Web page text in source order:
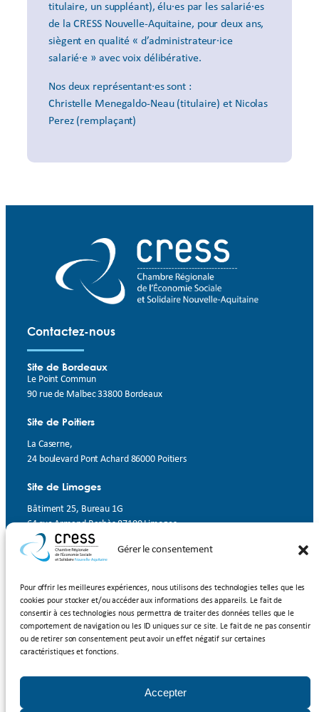
Gérer le consentement
Pour offrir les meilleures expériences, nous utilisons des technologies telles que les
cookies pour stocker et/ou accéder aux informations des appareils. Le fait de
consentir à ces technologies nous permettra de traiter des données telles que le
comportement de navigation ou les ID uniques sur ce site. Le fait de ne pas consentir
ou de retirer son consentement peut avoir un effet négatif sur certaines
caractéristiques et fonctions.
Accepter
titulaire, un suppléant), élu·es par les salarié·es
de la CRESS Nouvelle-Aquitaine, pour deux ans,
siègent en qualité « d’administrateur·ice
salarié·e » avec voix délibérative.
Nos deux représentant·es sont :
Christelle Menegaldo-Neau (titulaire) et Nicolas
Perez (remplaçant)
Contactez-nous
Site de Bordeaux
Le Point Commun
90 rue de Malbec 33800 Bordeaux
Site de Poitiers
La Caserne,
24 boulevard Pont Achard 86000 Poitiers
Site de Limoges
Bâtiment 25, Bureau 1G
64 rue Armand Barbès 87100 Limoges
Contact
LinkedIn Facebook YouTube
Inscrivez-vous à notre newsletter